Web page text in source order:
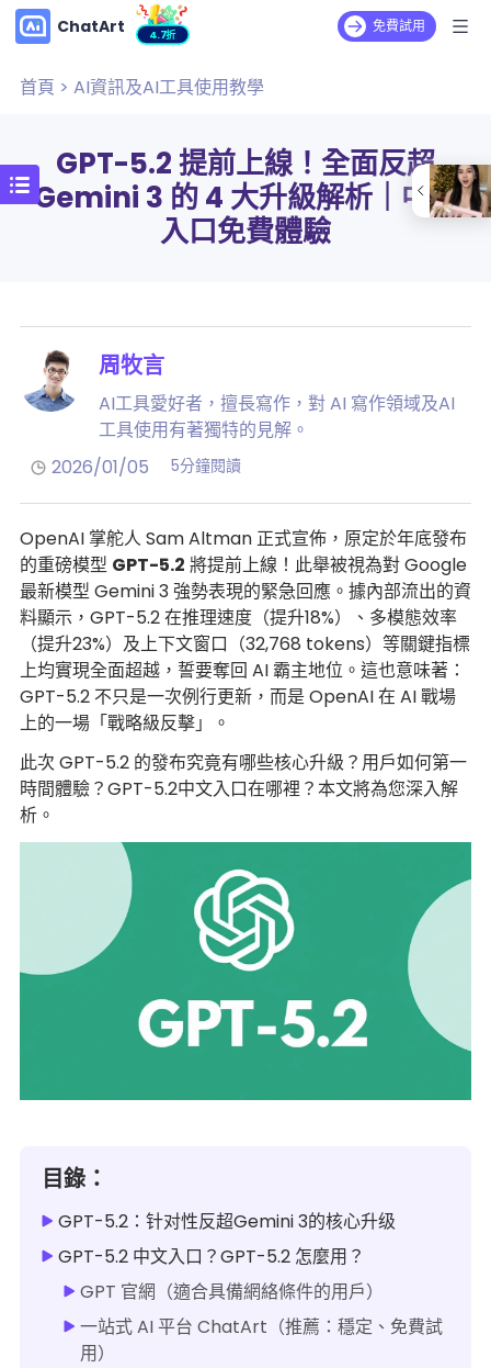
ChatArt 4.7折 免費試用
首頁 > AI資訊及AI工具使用教學
GPT-5.2 提前上線！全面反超
Gemini 3 的 4 大升級解析｜中文
入口免費體驗
周牧言
AI工具愛好者，擅長寫作，對 AI 寫作領域及AI
工具使用有著獨特的見解。
2026/01/05
5分鐘閱讀
OpenAI 掌舵人 Sam Altman 正式宣佈，原定於年底發布
的重磅模型 GPT-5.2 將提前上線！此舉被視為對 Google
最新模型 Gemini 3 強勢表現的緊急回應。據內部流出的資
料顯示，GPT-5.2 在推理速度（提升18%）、多模態效率
（提升23%）及上下文窗口（32,768 tokens）等關鍵指標
上均實現全面超越，誓要奪回 AI 霸主地位。這也意味著：
GPT-5.2 不只是一次例行更新，而是 OpenAI 在 AI 戰場
上的一場「戰略級反擊」。
此次 GPT-5.2 的發布究竟有哪些核心升級？用戶如何第一
時間體驗？GPT-5.2中文入口在哪裡？本文將為您深入解
析。
目錄：
GPT-5.2：针对性反超Gemini 3的核心升级
GPT-5.2 中文入口？GPT-5.2 怎麼用？
GPT 官網（適合具備網絡條件的用戶）
一站式 AI 平台 ChatArt（推薦：穩定、免費試
用）